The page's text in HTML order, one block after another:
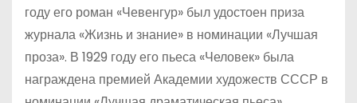
году его роман «Чевенгур» был удостоен приза
журнала «Жизнь и знание» в номинации «Лучшая
проза». В 1929 году его пьеса «Человек» была
награждена премией Академии художеств СССР в